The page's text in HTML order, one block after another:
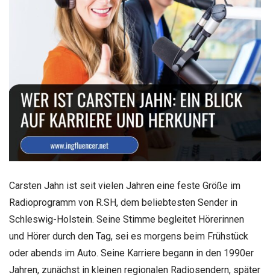
Carsten Jahn ist seit vielen Jahren eine feste Größe im
Radioprogramm von R.SH, dem beliebtesten Sender in
Schleswig-Holstein. Seine Stimme begleitet Hörerinnen
und Hörer durch den Tag, sei es morgens beim Frühstück
oder abends im Auto. Seine Karriere begann in den 1990er
Jahren, zunächst in kleinen regionalen Radiosendern, später